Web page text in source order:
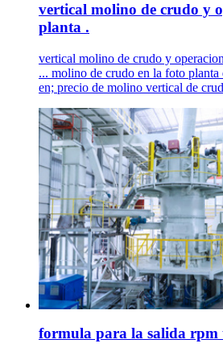
vertical molino de crudo y
planta .
vertical molino de crudo y
... molino de crudo en la foto planta
en; precio de molino vertical de
formula para la salida rpm